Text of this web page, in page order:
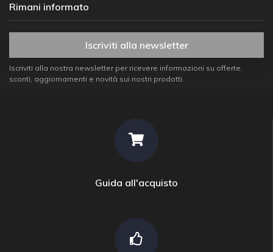
Rimani informato
Iscriviti alla newsletter
Iscriviti alla nostra newsletter per ricevere informazioni su offerte,
sconti, aggiornamenti e novità sui nostri prodotti.
Guida all'acquisto